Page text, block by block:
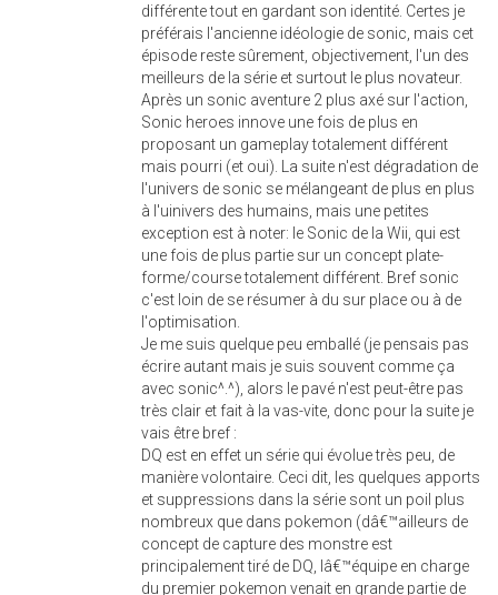
différente tout en gardant son identité. Certes je
préférais l'ancienne idéologie de sonic, mais cet
épisode reste sûrement, objectivement, l'un des
meilleurs de la série et surtout le plus novateur.
Après un sonic aventure 2 plus axé sur l'action,
Sonic heroes innove une fois de plus en
proposant un gameplay totalement différent
mais pourri (et oui). La suite n'est dégradation de
l'univers de sonic se mélangeant de plus en plus
à l'uinivers des humains, mais une petites
exception est à noter: le Sonic de la Wii, qui est
une fois de plus partie sur un concept plate-
forme/course totalement différent. Bref sonic
c'est loin de se résumer à du sur place ou à de
l'optimisation.
Je me suis quelque peu emballé (je pensais pas
écrire autant mais je suis souvent comme ça
avec sonic^.^), alors le pavé n'est peut-être pas
très clair et fait à la vas-vite, donc pour la suite je
vais être bref :
DQ est en effet un série qui évolue très peu, de
manière volontaire. Ceci dit, les quelques apports
et suppressions dans la série sont un poil plus
nombreux que dans pokemon (dâ€™ailleurs de
concept de capture des monstre est
principalement tiré de DQ, lâ€™équipe en charge
du premier pokemon venait en grande partie de